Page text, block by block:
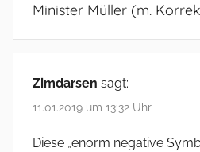
Minister Müller (m.
Zimdarsen sagt:
11.01.2019 um 13:32 Uhr
Diese „enorm negative